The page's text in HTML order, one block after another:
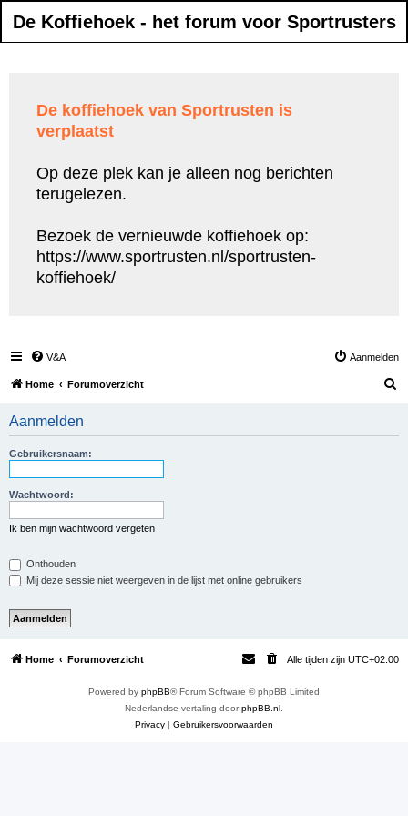
De Koffiehoek - het forum voor Sportrusters
De koffiehoek van Sportrusten is
verplaatst
Op deze plek kan je alleen nog berichten
terugelezen.
Bezoek de vernieuwde koffiehoek op:
https://www.sportrusten.nl/sportrusten-
koffiehoek/
V&A Aanmelden
Home Forumoverzicht
Aanmelden
Gebruikersnaam:
Wachtwoord:
Ik ben mijn wachtwoord vergeten
Onthouden
Mij deze sessie niet weergeven in de lijst met online gebruikers
Home Forumoverzicht Alle tijden zijn UTC+02:00
Powered by phpBB® Forum Software © phpBB Limited
Nederlandse vertaling doorphpBB.nl.
Privacy | Gebruikersvoorwaarden